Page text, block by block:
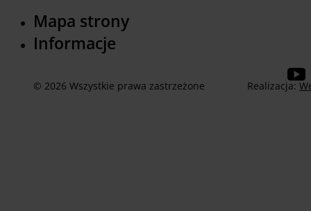
Mapa strony
Informacje
© 2026 Wszystkie prawa zastrzeżone Realizacja: